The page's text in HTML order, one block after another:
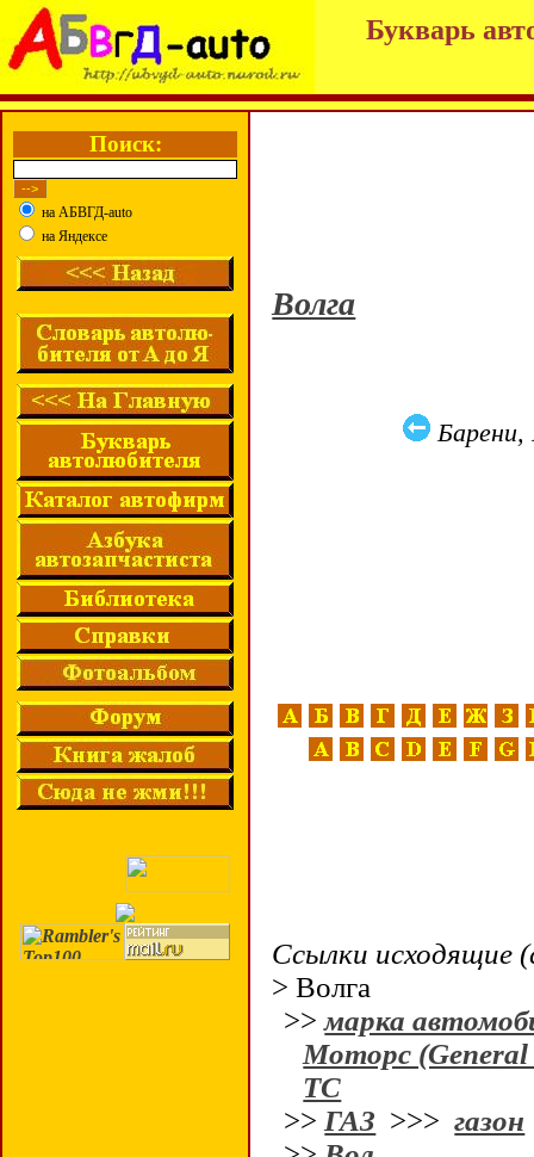
Букварь
Поиск:
на АБВГД-auto
на Яндексе
Волга
Ссылки исходящие
> Волга
>>марка
Моторс
ТС
>> ГАЗ >>>газон